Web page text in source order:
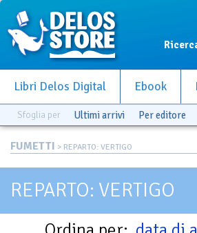
Libri Delos Digital Ebook
Sfoglia per Ultimi arrivi Per editore
FUMETTI > REPARTO: VERTIGO
REPARTO: VERTIGO